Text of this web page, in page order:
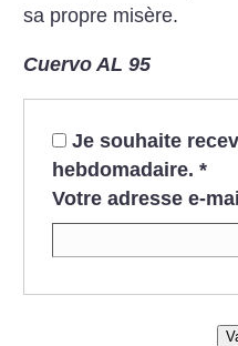
sa propre misère.
Cuervo AL 95
Je souhaite
hebdomadaire. *
Votre adresse e-mail